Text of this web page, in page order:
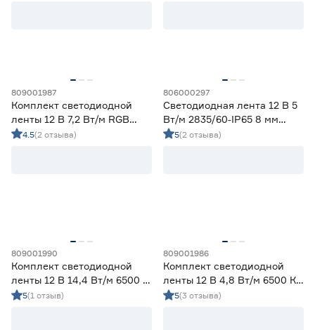
от до
Применение
2700-3000К - Теплый
3500-4100К - Нейтральный
5000-6500К - Холодный
809001987
Комплект светодиодной
ленты 12 В 7,2 Вт/м RGB
IP65 5050 Wi‑fi Алиса 5 м
4.5(2 отзыва)
806000297
Светодиодная лента 12 В 5
Вт/м 2835/60‑IP65 8 мм
теплый 5 м Geniled
5(2 отзыва)
809001990
Комплект светодиодной
ленты 12 В 14,4 Вт/м 6500 К
IP65 5050 5 м ЭРА
5(1 отзыв)
809001986
Комплект светодиодной
ленты 12 В 4,8 Вт/м 6500 К
IP65 2835 5 м ЭРА
5(3 отзыва)